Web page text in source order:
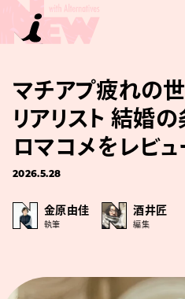
マチアプ疲れの
リアリスト 結婚の
ロマコメをレビュ
2026.5.28
金原由佳
執筆
酒井匠
編集